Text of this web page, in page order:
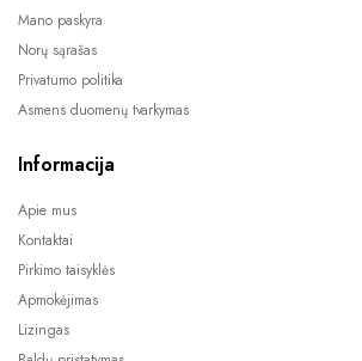
Mano paskyra
Norų sąrašas
Privatumo politika
Asmens duomenų tvarkymas
Informacija
Apie mus
Kontaktai
Pirkimo taisyklės
Apmokėjimas
Lizingas